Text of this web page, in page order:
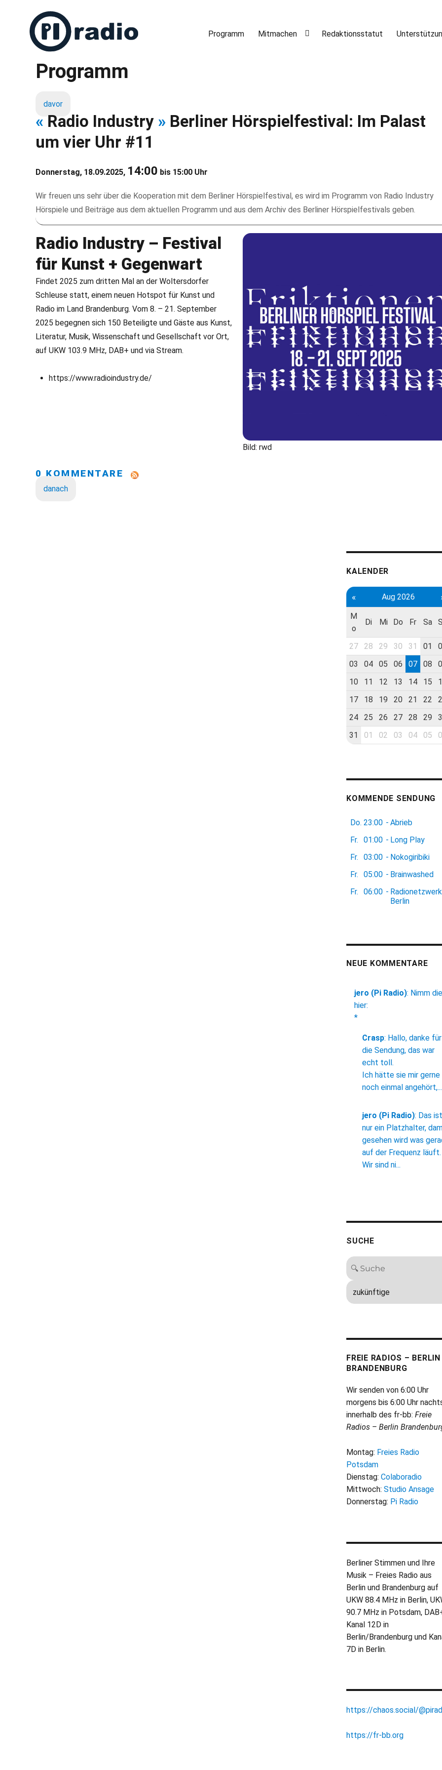
Freies Radio in Berlin
Programm Mitmachen Redaktionsstatut
Programm
davor
« Radio Industry » Berliner Hörspielfestival: Im Palast
um vier Uhr #11
Donnerstag, 18.09.2025, 14:00 bis 15:00 Uhr
Wir freuen uns sehr über die Kooperation mit dem Berliner Hörspielfestival, es wird im Programm von Radio Industry
Hörspiele und Beiträge aus dem aktuellen Programm und aus dem Archiv des Berliner Hörspielfestivals geben.
Bild: rwd
Radio Industry – Festival
für Kunst + Gegenwart
Findet 2025 zum dritten Mal an der Woltersdorfer
Schleuse statt, einem neuen Hotspot für Kunst und
Radio im Land Brandenburg. Vom 8. – 21. September
2025 begegnen sich 150 Beteiligte und Gäste aus Kunst,
Literatur, Musik, Wissenschaft und Gesellschaft vor Ort,
auf UKW 103.9 MHz, DAB+ und via Stream.
https://www.radioindustry.de/
0 KOMMENTARE
danach
KALENDER
« Aug 2026
M
o
Di Mi Do Fr Sa
27 28 29 30 31 01
03
04 05 06 07 08
10
11 12 13 14 15
17
18 19 20 21 22
24
25 26 27 28 29
31
01 02 03 04 05
KOMMENDE SENDUNG
Do. 23:00 - Abrieb
Fr.
01:00 - Long Play
Fr.
03:00 - Nokogiribiki
Fr.
05:00 - Brainwashed
Fr.
06:00 - Radionetzwerk
Berlin
NEUE KOMMENTARE
jero (Pi Radio): Nimm die
hier:
*
Crasp: Hallo, danke für
die Sendung, das war
echt toll.
Ich hätte sie mir gerne
noch einmal angehört,...
jero (Pi Radio): Das ist
nur ein Platzhalter,
gesehen wird was
auf der Frequenz läuft.
Wir sind ni...
SUCHE
FREIE RADIOS – BERLIN
BRANDENBURG
Wir senden von 6:00 Uhr
morgens bis 6:00 Uhr
innerhalb des fr-bb: Freie
Radios – Berlin
Montag: Freies Radio
Potsdam
Dienstag: Colaboradio
Mittwoch: Studio Ansage
Donnerstag: Pi Radio
Berliner Stimmen und Ihre
Musik – Freies Radio aus
Berlin und Brandenburg auf
UKW 88.4 MHz in Berlin,
90.7 MHz in Potsdam,
Kanal 12D in
Berlin/Brandenburg und
7D in Berlin.
https://chaos.social/
https://fr-bb.org